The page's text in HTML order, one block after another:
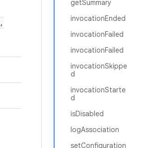
getSummary
invocationEnded
invocationFailed
invocationFailed
invocationSkippe
d
invocationStarte
d
isDisabled
logAssociation
setConfiguration
,